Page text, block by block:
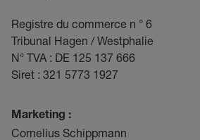
Registre du commerce n ° 6
Tribunal Hagen / Westphalie
N° TVA : DE 125 137 666
Siret : 321 5773 1927
Marketing :
Cornelius Schippmann